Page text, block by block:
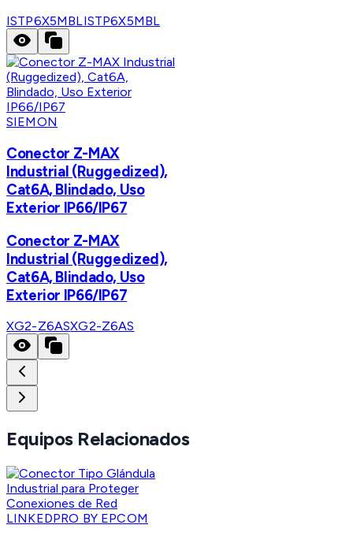
ISTP6X5MBLISTP6X5MBL
SIEMON
Conector Z-MAX
Industrial (Ruggedized),
Cat6A, Blindado, Uso
Exterior IP66/IP67
Conector Z-MAX
Industrial (Ruggedized),
Cat6A, Blindado, Uso
Exterior IP66/IP67
XG2-Z6ASXG2-Z6AS
Equipos Relacionados
LINKEDPRO BY EPCOM